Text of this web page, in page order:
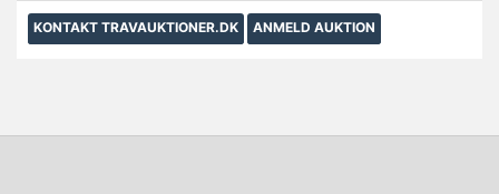
KONTAKT TRAVAUKTIONER.DK ANMELD AUKTION